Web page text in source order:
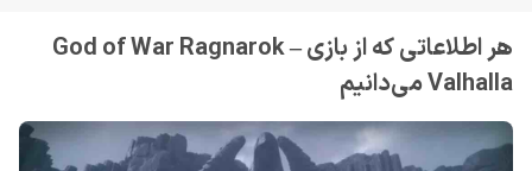
هر اطلاعاتی که از بازی God of War Ragnarok –
Valhalla می‌دانیم